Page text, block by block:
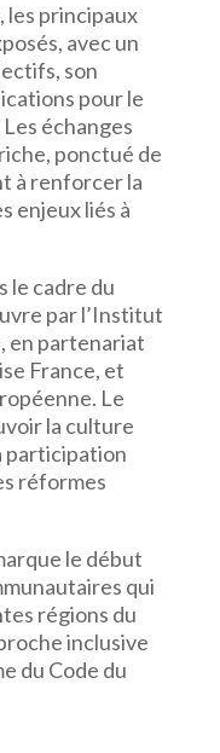
principaux
avec un
son
pour le
échanges
ponctué de
à renforcer la
enjeux liés à
le cadre du
par l’Institut
en partenariat
France, et
Le
la culture
participation
réformes
le début
qui
régions du
inclusive
du Code du